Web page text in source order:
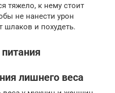
тяжело, к нему стоит
не нанести урон
шлаков и похудеть.
лишнего веса